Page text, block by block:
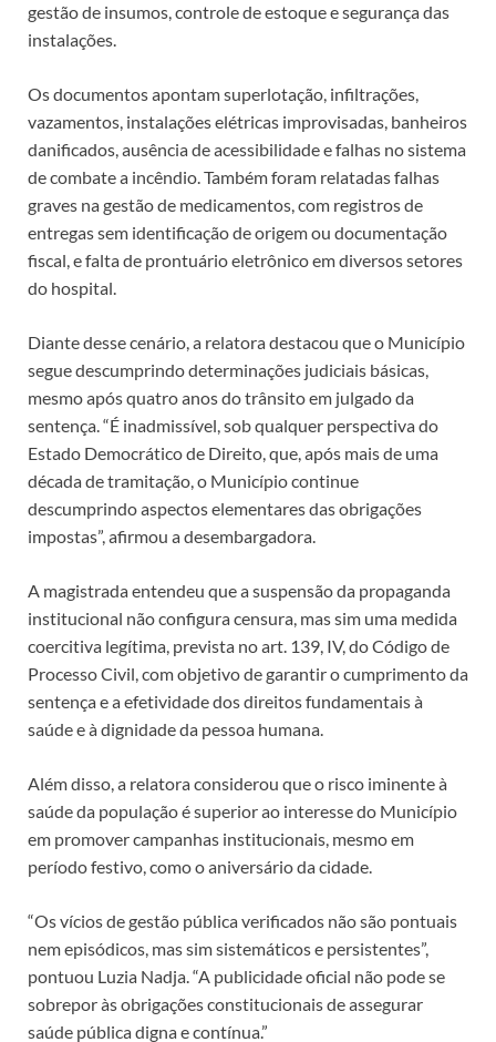
gestão de insumos, controle de estoque e segurança das
instalações.
Os documentos apontam superlotação, infiltrações,
vazamentos, instalações elétricas improvisadas, banheiros
danificados, ausência de acessibilidade e falhas no sistema
de combate a incêndio. Também foram relatadas falhas
graves na gestão de medicamentos, com registros de
entregas sem identificação de origem ou documentação
fiscal, e falta de prontuário eletrônico em diversos setores
do hospital.
Diante desse cenário, a relatora destacou que o Município
segue descumprindo determinações judiciais básicas,
mesmo após quatro anos do trânsito em julgado da
sentença. “É inadmissível, sob qualquer perspectiva do
Estado Democrático de Direito, que, após mais de uma
década de tramitação, o Município continue
descumprindo aspectos elementares das obrigações
impostas”, afirmou a desembargadora.
A magistrada entendeu que a suspensão da propaganda
institucional não configura censura, mas sim uma medida
coercitiva legítima, prevista no art. 139, IV, do Código de
Processo Civil, com objetivo de garantir o cumprimento da
sentença e a efetividade dos direitos fundamentais à
saúde e à dignidade da pessoa humana.
Além disso, a relatora considerou que o risco iminente à
saúde da população é superior ao interesse do Município
em promover campanhas institucionais, mesmo em
período festivo, como o aniversário da cidade.
“Os vícios de gestão pública verificados não são pontuais
nem episódicos, mas sim sistemáticos e persistentes”,
pontuou Luzia Nadja. “A publicidade oficial não pode se
sobrepor às obrigações constitucionais de assegurar
saúde pública digna e contínua.”